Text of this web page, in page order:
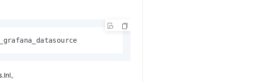
。